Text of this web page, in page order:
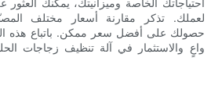
لعملك. تذكر مقارنة أسعار مختلف
حصولك على أفضل سعر ممكن. باتباع هذه
واعٍ والاستثمار في آلة تنظيف زجاجات